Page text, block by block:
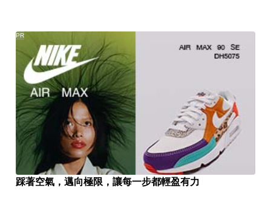
踩著空氣，邁向極限，讓每一步都輕盈有力
PR